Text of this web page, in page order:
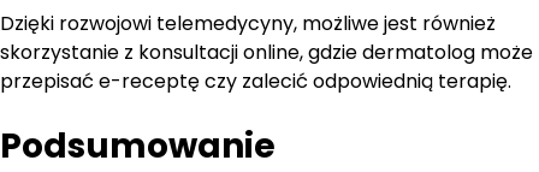
Dzięki rozwojowi telemedycyny, możliwe jest również
skorzystanie z konsultacji online, gdzie dermatolog może
przepisać e-receptę czy zalecić odpowiednią terapię.
Podsumowanie